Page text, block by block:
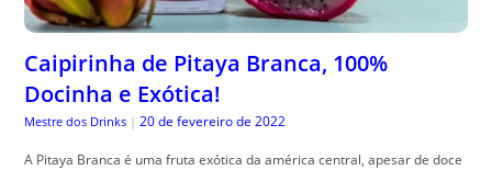
Caipirinha de Pitaya Branca, 100%
Docinha e Exótica!
Mestre dos Drinks | 20 de fevereiro de 2022
A Pitaya Branca é uma fruta exótica da américa central, apesar de doce